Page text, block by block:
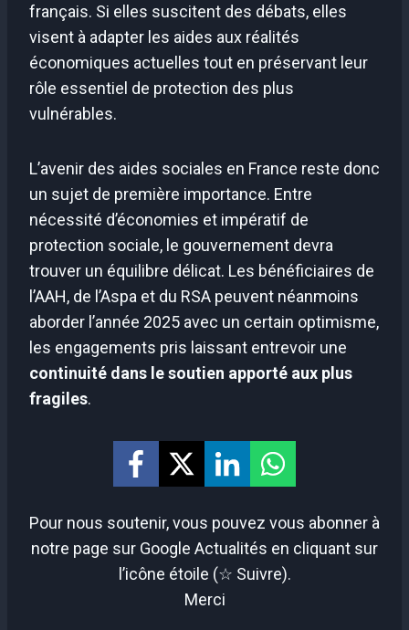
français. Si elles suscitent des débats, elles
visent à adapter les aides aux réalités
économiques actuelles tout en préservant leur
rôle essentiel de protection des plus
vulnérables.
L’avenir des aides sociales en France reste donc
un sujet de première importance. Entre
nécessité d’économies et impératif de
protection sociale, le gouvernement devra
trouver un équilibre délicat. Les bénéficiaires de
l’AAH, de l’Aspa et du RSA peuvent néanmoins
aborder l’année 2025 avec un certain optimisme,
les engagements pris laissant entrevoir une
continuité dans le soutien apporté aux plus
fragiles.
Pour nous soutenir, vous pouvez vous abonner à
notre page sur Google Actualités en cliquant sur
l’icône étoile (☆ Suivre).
Merci